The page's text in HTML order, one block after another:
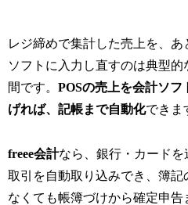
レジ締めで集計した売上を、あ
ソフトに入力し直すのは典型的
間です。POSの売上を会計ソフ
げれば、記帳まで自動化できま
freee会計なら、銀行・カードを
取引を自動取り込みでき、簿記
なくても帳簿づけから確定申告